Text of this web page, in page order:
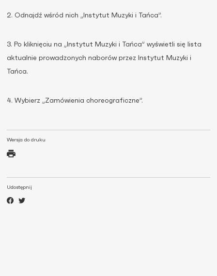
Wersja do druku
Udostępnij
2. Odnajdź wśród nich „Instytut Muzyki i Tańca”.
3. Po kliknięciu na „Instytut Muzyki i Tańca” wyświetli się lista
aktualnie prowadzonych naborów przez Instytut Muzyki i
Tańca.
4. Wybierz „Zamówienia choreograficzne”.